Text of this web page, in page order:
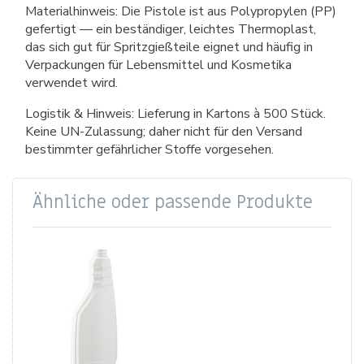
Materialhinweis: Die Pistole ist aus Polypropylen (PP)
gefertigt — ein beständiger, leichtes Thermoplast,
das sich gut für Spritzgießteile eignet und häufig in
Verpackungen für Lebensmittel und Kosmetika
verwendet wird.
Logistik & Hinweis: Lieferung in Kartons à 500 Stück.
Keine UN-Zulassung; daher nicht für den Versand
bestimmter gefährlicher Stoffe vorgesehen.
Ähnliche oder passende Produkte